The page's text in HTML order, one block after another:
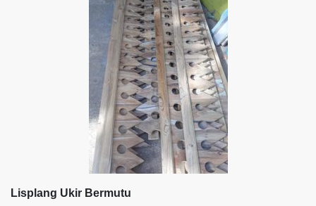
Lisplang Ukir Bermutu